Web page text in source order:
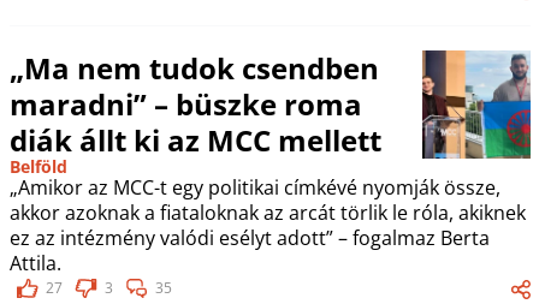
„Ma nem tudok csendben
maradni” – büszke roma
diák állt ki az MCC mellett
Belföld
„Amikor az MCC-t egy politikai címkévé nyomják össze,
akkor azoknak a fiataloknak az arcát törlik le róla, akiknek
ez az intézmény valódi esélyt adott” – fogalmaz Berta
Attila.
27 3 35